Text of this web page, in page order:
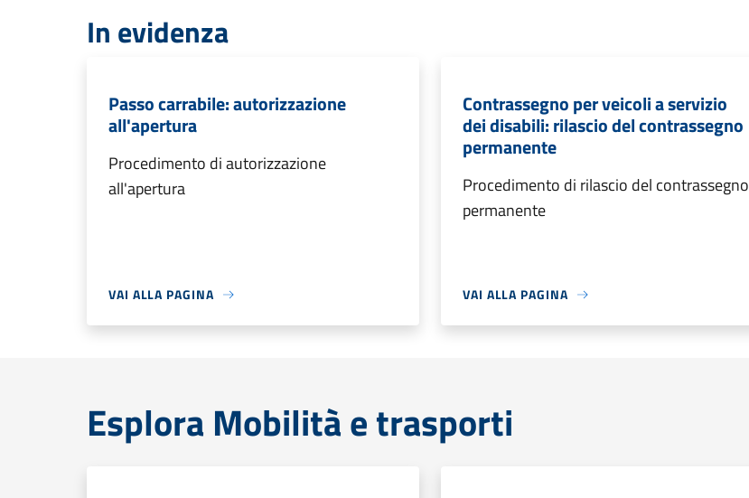
In evidenza
Passo carrabile: autorizzazione
all'apertura
Procedimento di autorizzazione
all'apertura
VAI ALLA PAGINA
Contrassegno per veicoli a servizio
dei disabili: rilascio del contrassegno
permanente
Procedimento di rilascio del contrassegno
permanente
VAI ALLA PAGINA
Esplora Mobilità e trasporti